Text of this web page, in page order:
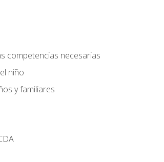
competencias necesarias
niño
y familiares